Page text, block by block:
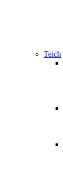
Teich